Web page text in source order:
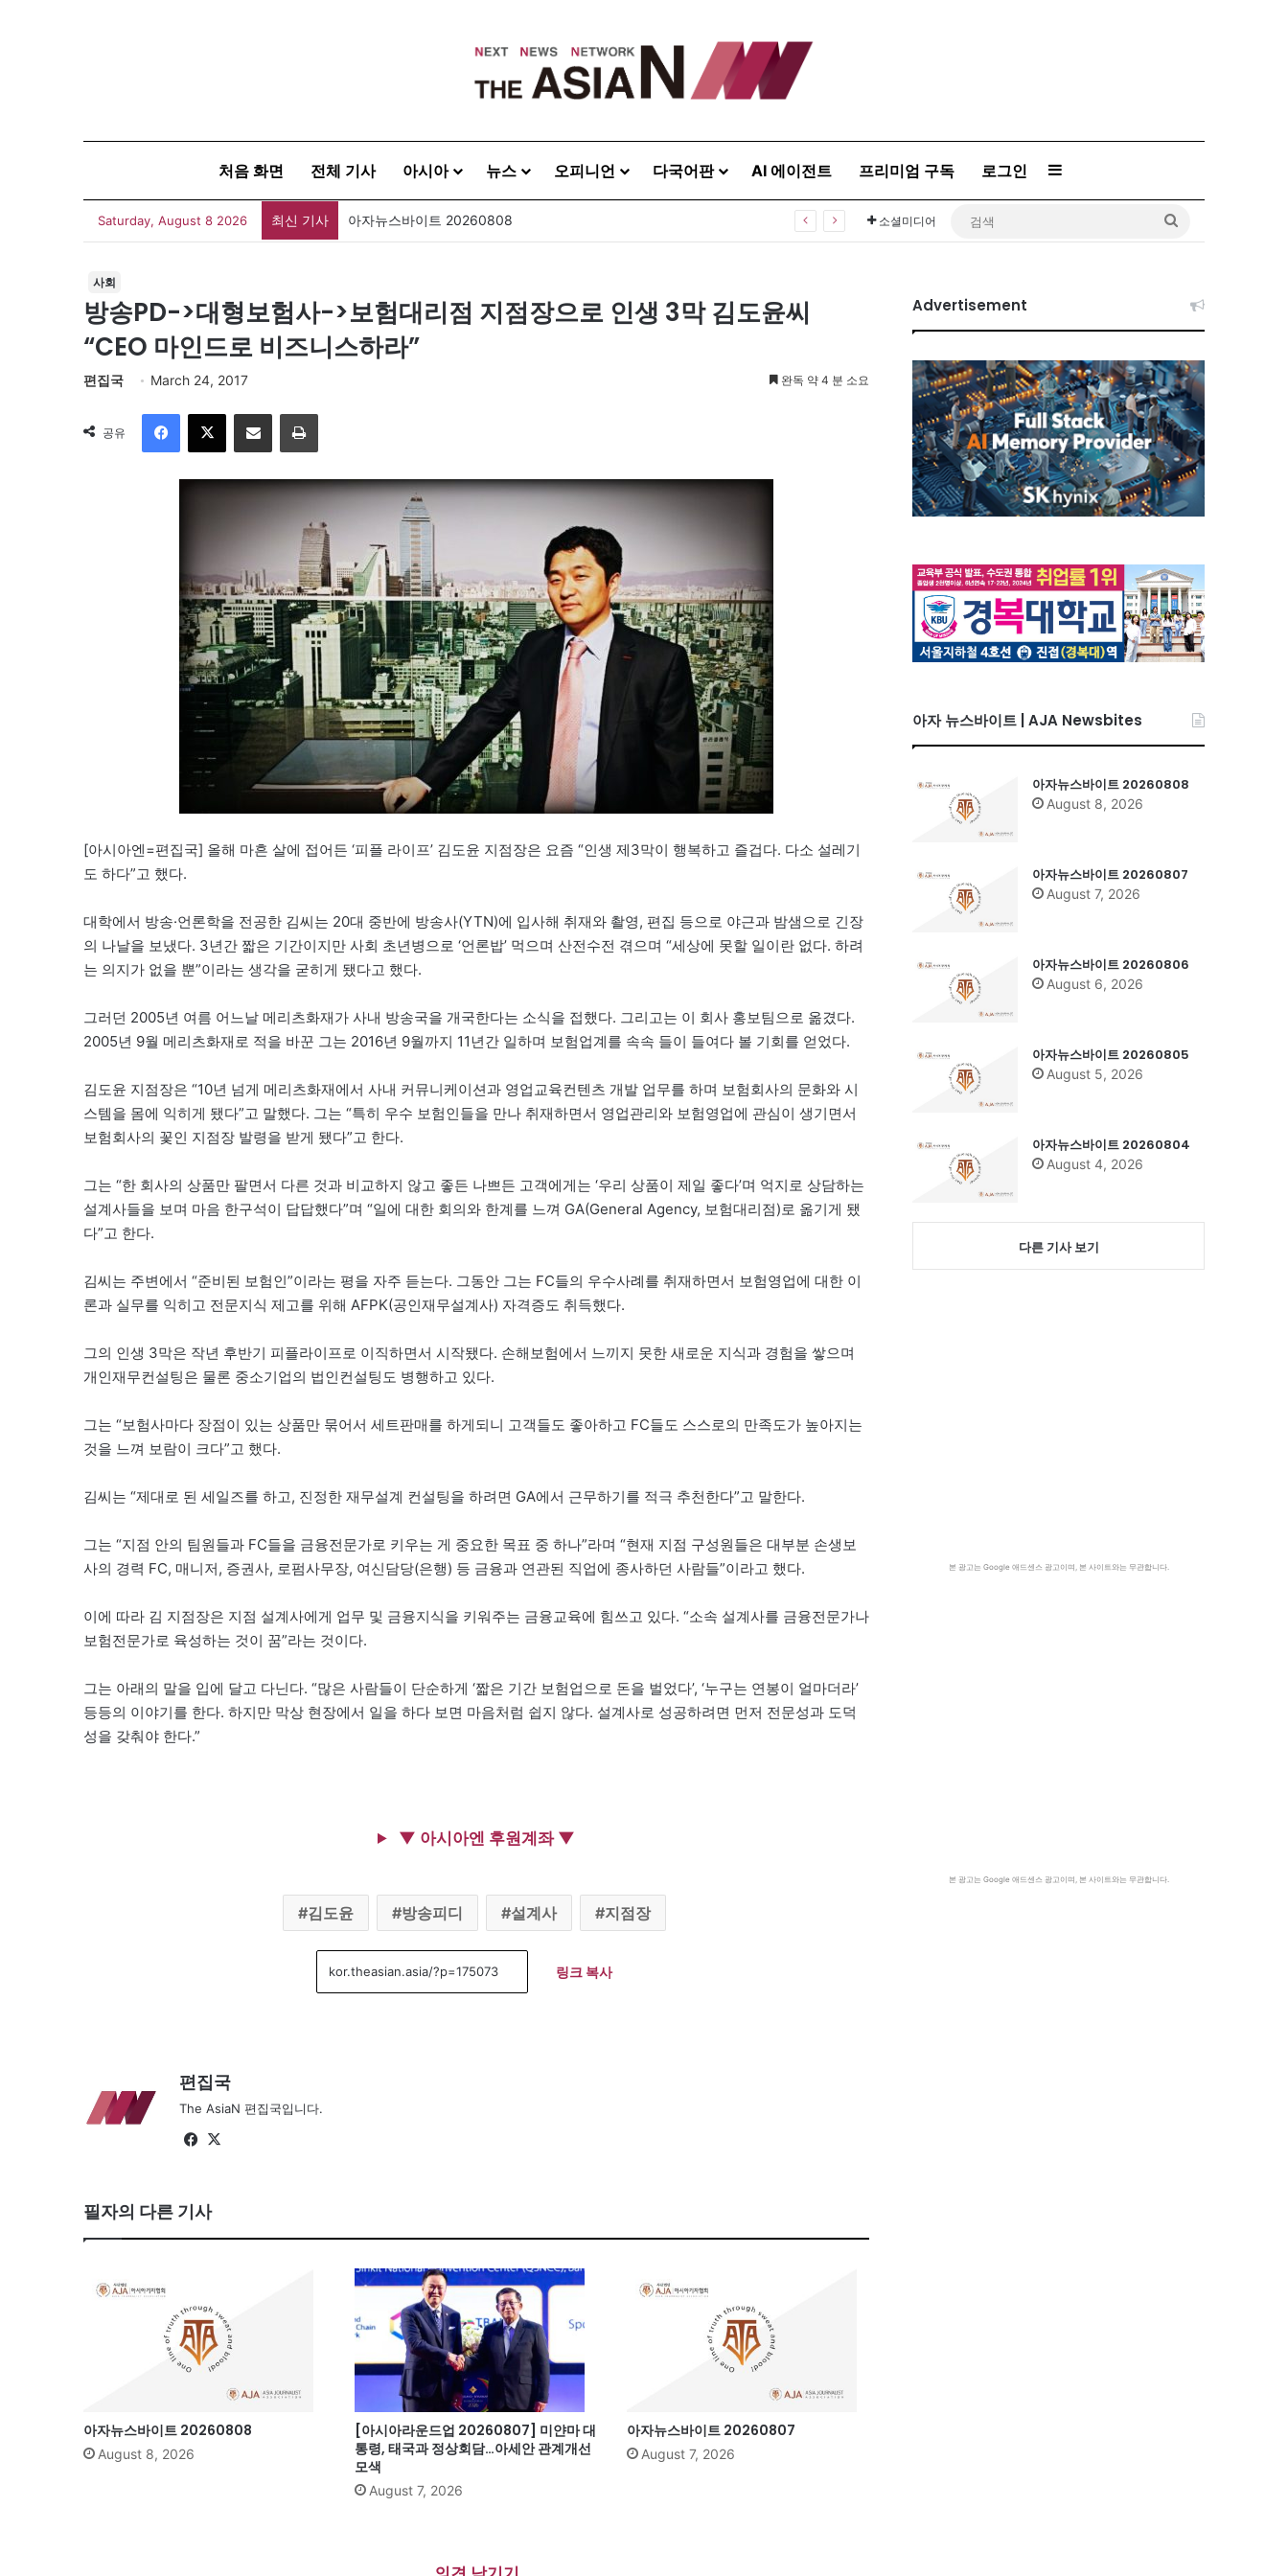
처음 화면 전체 기사 아시아 뉴스 오피니언 다국어판 AI 에이전트 프리미엄 구독 로그인 Sidebar
Saturday, August 8 2026 최신 기사 아자뉴스바이트 20260808 소셜미디어
사회
방송PD->대형보험사->보험대리점 지점장으로 인생 3막 김도윤씨
“CEO 마인드로 비즈니스하라”
편집국 March 24, 2017 완독 약 4 분 소요
공유
이메일
[아시아엔=편집국] 올해 마흔 살에 접어든 ‘피플 라이프’ 김도윤 지점장은 요즘 “인생 제3막이 행복하고 즐겁다. 다소 설레기
도 하다”고 했다.
대학에서 방송·언론학을 전공한 김씨는 20대 중반에 방송사(YTN)에 입사해 취재와 촬영, 편집 등으로 야근과 밤샘으로 긴장
의 나날을 보냈다. 3년간 짧은 기간이지만 사회 초년병으로 ‘언론밥’ 먹으며 산전수전 겪으며 “세상에 못할 일이란 없다. 하려
는 의지가 없을 뿐”이라는 생각을 굳히게 됐다고 했다.
그러던 2005년 여름 어느날 메리츠화재가 사내 방송국을 개국한다는 소식을 접했다. 그리고는 이 회사 홍보팀으로 옮겼다.
2005년 9월 메리츠화재로 적을 바꾼 그는 2016년 9월까지 11년간 일하며 보험업계를 속속 들이 들여다 볼 기회를 얻었다.
김도윤 지점장은 “10년 넘게 메리츠화재에서 사내 커뮤니케이션과 영업교육컨텐츠 개발 업무를 하며 보험회사의 문화와 시
스템을 몸에 익히게 됐다”고 말했다. 그는 “특히 우수 보험인들을 만나 취재하면서 영업관리와 보험영업에 관심이 생기면서
보험회사의 꽃인 지점장 발령을 받게 됐다”고 한다.
그는 “한 회사의 상품만 팔면서 다른 것과 비교하지 않고 좋든 나쁘든 고객에게는 ‘우리 상품이 제일 좋다’며 억지로 상담하는
설계사들을 보며 마음 한구석이 답답했다”며 “일에 대한 회의와 한계를 느껴 GA(General Agency, 보험대리점)로 옮기게 됐
다”고 한다.
김씨는 주변에서 “준비된 보험인”이라는 평을 자주 듣는다. 그동안 그는 FC들의 우수사례를 취재하면서 보험영업에 대한 이
론과 실무를 익히고 전문지식 제고를 위해 AFPK(공인재무설계사) 자격증도 취득했다.
그의 인생 3막은 작년 후반기 피플라이프로 이직하면서 시작됐다. 손해보험에서 느끼지 못한 새로운 지식과 경험을 쌓으며
개인재무컨설팅은 물론 중소기업의 법인컨설팅도 병행하고 있다.
그는 “보험사마다 장점이 있는 상품만 묶어서 세트판매를 하게되니 고객들도 좋아하고 FC들도 스스로의 만족도가 높아지는
것을 느껴 보람이 크다”고 했다.
김씨는 “제대로 된 세일즈를 하고, 진정한 재무설계 컨설팅을 하려면 GA에서 근무하기를 적극 추천한다”고 말한다.
그는 “지점 안의 팀원들과 FC들을 금융전문가로 키우는 게 중요한 목표 중 하나”라며 “현재 지점 구성원들은 대부분 손생보
사의 경력 FC, 매니저, 증권사, 로펌사무장, 여신담당(은행) 등 금융과 연관된 직업에 종사하던 사람들”이라고 했다.
이에 따라 김 지점장은 지점 설계사에게 업무 및 금융지식을 키워주는 금융교육에 힘쓰고 있다. “소속 설계사를 금융전문가나
보험전문가로 육성하는 것이 꿈”라는 것이다.
그는 아래의 말을 입에 달고 다닌다. “많은 사람들이 단순하게 ‘짧은 기간 보험업으로 돈을 벌었다’, ‘누구는 연봉이 얼마더라’
등등의 이야기를 한다. 하지만 막상 현장에서 일을 하다 보면 마음처럼 쉽지 않다. 설계사로 성공하려면 먼저 전문성과 도덕
성을 갖춰야 한다.”
▼ 아시아엔 후원계좌 ▼
김도윤 방송피디 설계사 지점장
링크 복사
편집국
The AsiaN 편집국입니다.
Fa
ok
필자의 다른 기사
아자뉴스바이트 20260808
August 8, 2026
[아시아라운드업 20260807] 미얀마 대
통령, 태국과 정상회담…아세안 관계개선
모색
August 7, 2026
아자뉴스바이트 20260807
August 7, 2026
Advertisement
아자 뉴스바이트 | AJA Newsbites
아자뉴스바이트 20260808
August 8, 2026
아자뉴스바이트 20260807
August 7, 2026
아자뉴스바이트 20260806
August 6, 2026
아자뉴스바이트 20260805
August 5, 2026
아자뉴스바이트 20260804
August 4, 2026
다른 기사 보기
본 광고는 Google 애드센스 광고이며, 본 사이트와는 무관합니다.
본 광고는 Google 애드센스 광고이며, 본 사이트와는 무관합니다.